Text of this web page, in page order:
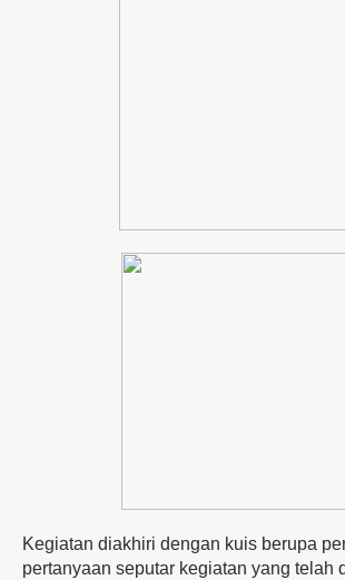
Kegiatan diakhiri dengan kuis berupa
pertanyaan seputar kegiatan yang telah